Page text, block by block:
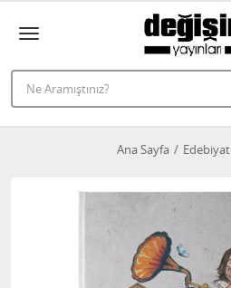
Ana Sayfa Edebiyat